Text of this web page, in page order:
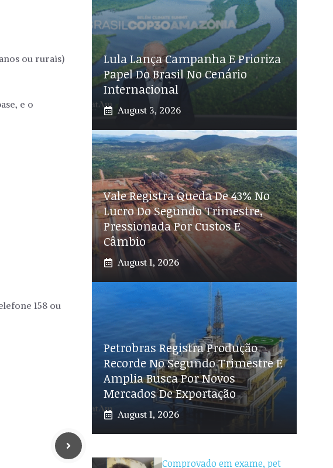
ou rurais)
e o
158 ou
Lula Lança Campanha E Prioriza
Papel Do Brasil No Cenário
Internacional
August 3, 2026
Vale Registra Queda De 43% No
Lucro Do Segundo Trimestre,
Pressionada Por Custos E
Câmbio
August 1, 2026
Petrobras Registra Produção
Recorde No Segundo Trimestre E
Amplia Busca Por Novos
Mercados De Exportação
August 1, 2026
Comprovado em exame, pet